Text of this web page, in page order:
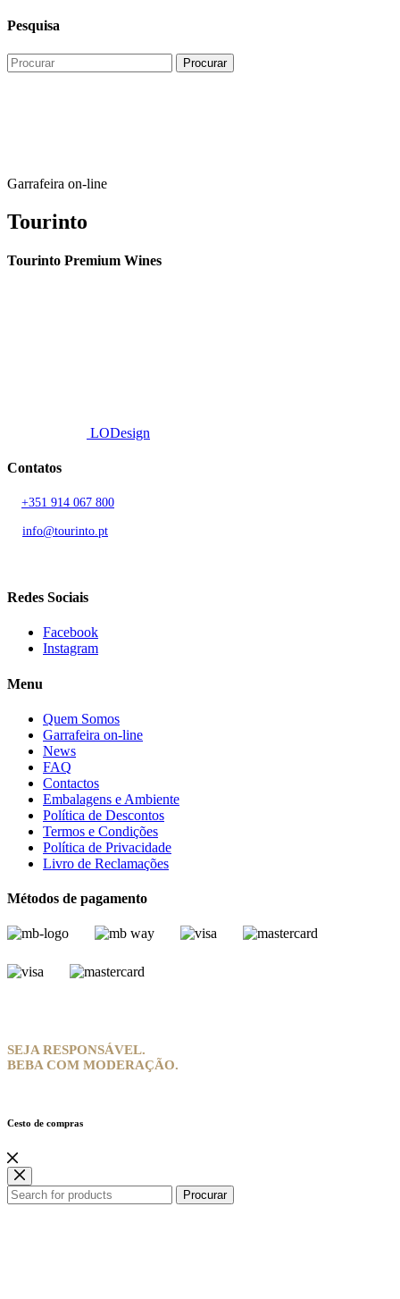
Pesquisa
Garrafeira on-line
Tourinto
Tourinto Premium Wines
LODesign
Contatos
+351 914 067 800
info@tourinto.pt
Redes Sociais
Facebook
Instagram
Menu
Quem Somos
Garrafeira on-line
News
FAQ
Contactos
Embalagens e Ambiente
Política de Descontos
Termos e Condições
Política de Privacidade
Livro de Reclamações
Métodos de pagamento
SEJA RESPONSÁVEL.
BEBA COM MODERAÇÃO.
Cesto de compras
Procurar